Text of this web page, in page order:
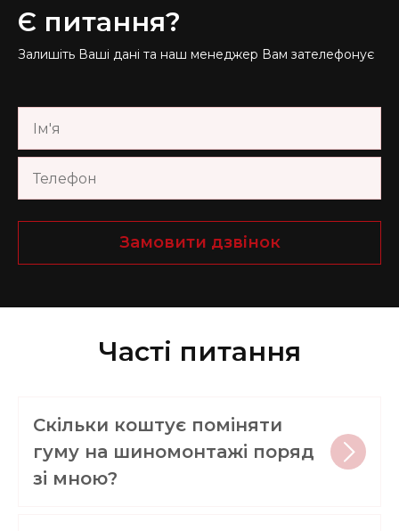
Є питання?
Залишіть Ваші дані та наш менеджер Вам зателефонує
Замовити дзвінок
Часті питання
Скільки коштує поміняти
гуму на шиномонтажі поряд
зі мною?